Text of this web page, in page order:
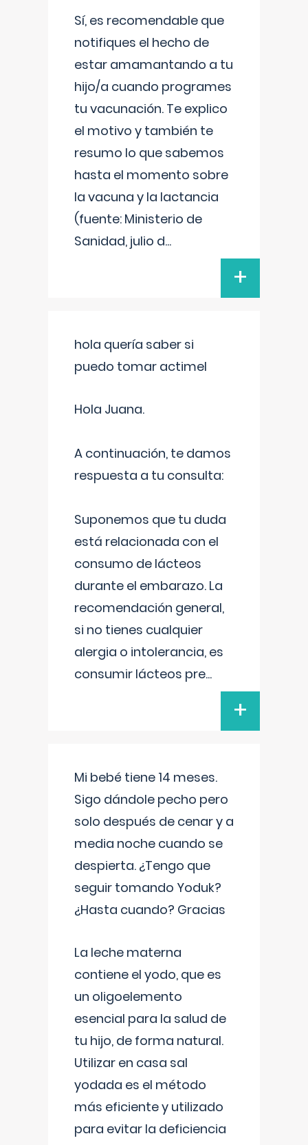
Sí, es recomendable que
notifiques el hecho de
estar amamantando a tu
hijo/a cuando programes
tu vacunación. Te explico
el motivo y también te
resumo lo que sabemos
hasta el momento sobre
la vacuna y la lactancia
(fuente: Ministerio de
Sanidad, julio d...
+
hola quería saber si
puedo tomar actimel
Hola Juana.
A continuación, te damos
respuesta a tu consulta:
Suponemos que tu duda
está relacionada con el
consumo de lácteos
durante el embarazo. La
recomendación general,
si no tienes cualquier
alergia o intolerancia, es
consumir lácteos pre...
+
Mi bebé tiene 14 meses.
Sigo dándole pecho pero
solo después de cenar y a
media noche cuando se
despierta. ¿Tengo que
seguir tomando Yoduk?
¿Hasta cuando? Gracias
La leche materna
contiene el yodo, que es
un oligoelemento
esencial para la salud de
tu hijo, de forma natural.
Utilizar en casa sal
yodada es el método
más eficiente y utilizado
para evitar la deficiencia